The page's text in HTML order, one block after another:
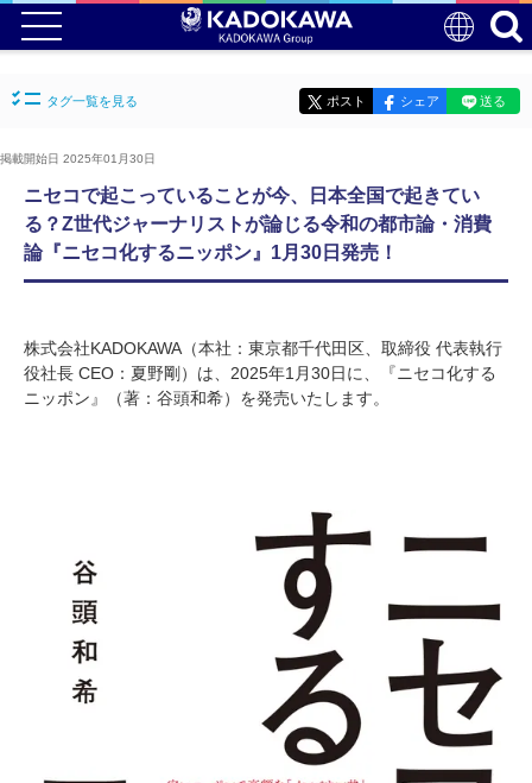
タグ一覧を見る ポスト シェア 送る
掲載開始日 2025年01月30日
ニセコで起こっていることが今、日本全国で起きてい
る？Z世代ジャーナリストが論じる令和の都市論・消費
論『ニセコ化するニッポン』1月30日発売！
株式会社KADOKAWA（本社：東京都千代田区、取締役 代表執行
役社長 CEO：夏野剛）は、2025年1月30日に、『ニセコ化する
ニッポン』（著：谷頭和希）を発売いたします。